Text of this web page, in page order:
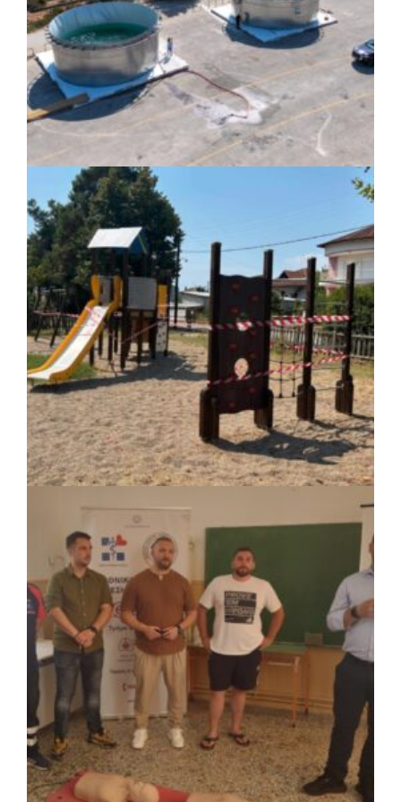
ιατροτεχνολογικός εξοπλισμός και
αναβάθμιση του ΚΕΦΙΑΠ Καρδίτσας
πριν από 4 μέρες
Δήμος Αθηναίων: 651 δημότες συμμετείχαν
στις δράσεις διατροφικής υποστήριξης
ΚΟΙΝΩΝΙΑ | 07/08/2026 · 17:08
HYMETTUS WATER GRID: «Έξυπνο»
δίκτυο προστασίας των υδατοδεξαμενών
στον Υμηττό
Δήμος Πέλλας: Σε προσωρινή αναστολή
λειτουργίας όλες οι παιδικές χαρές